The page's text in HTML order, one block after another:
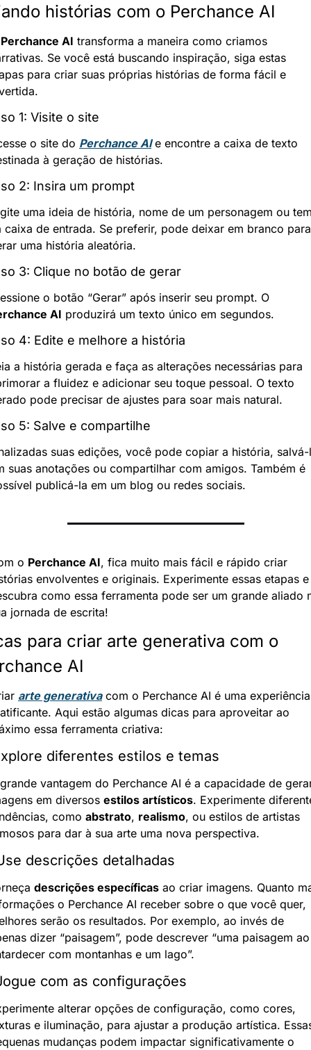
histórias com o Perchance AI
Perchance AI transforma a maneira como criamos
Se você está buscando inspiração, siga estas
para criar suas próprias histórias de forma fácil e
1: Visite o site
o site do Perchance AI e encontre a caixa de texto
à geração de histórias.
2: Insira um prompt
uma ideia de história, nome de um personagem ou
caixa de entrada. Se preferir, pode deixar em branco para
uma história aleatória.
3: Clique no botão de gerar
AI produzirá um texto único em segundos.
4: Edite e melhore a história
a história gerada e faça as alterações necessárias para
a fluidez e adicionar seu toque pessoal. O texto
pode precisar de ajustes para soar mais natural.
5: Salve e compartilhe
suas edições, você pode copiar a história,
suas anotações ou compartilhar com amigos. Também é
publicá-la em um blog ou redes sociais.
o Perchance AI, fica muito mais fácil e rápido criar
envolventes e originais. Experimente essas etapas e
como essa ferramenta pode ser um grande aliado
jornada de escrita!
para criar arte generativa com o
AI
arte generativa com o Perchance AI é uma experiência
Aqui estão algumas dicas para aproveitar ao
essa ferramenta criativa:
diferentes estilos e temas
vantagem do Perchance AI é a capacidade de
em diversos estilos artísticos. Experimente
como abstrato, realismo, ou estilos de artistas
para dar à sua arte uma nova perspectiva.
descrições detalhadas
descrições específicas ao criar imagens. Quanto
o Perchance AI receber sobre o que você quer,
serão os resultados. Por exemplo, ao invés de
dizer “paisagem”, pode descrever “uma paisagem ao
com montanhas e um lago”.
com as configurações
alterar opções de configuração, como cores,
e iluminação, para ajustar a produção artística.
mudanças podem impactar significativamente o